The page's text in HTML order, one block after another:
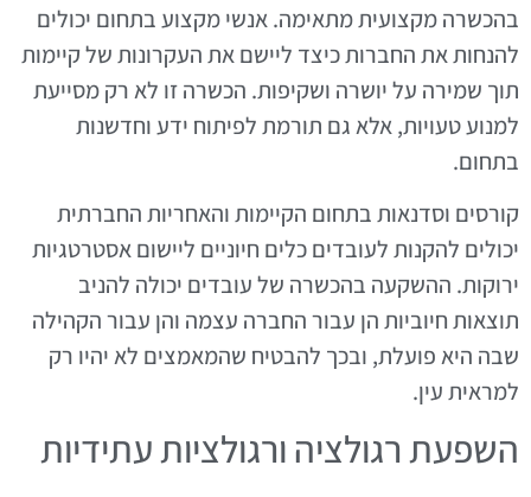
בהכשרה מקצועית מתאימה. אנשי מקצוע בתחום יכולים
להנחות את החברות כיצד ליישם את העקרונות של קיימות
תוך שמירה על יושרה ושקיפות. הכשרה זו לא רק מסייעת
למנוע טעויות, אלא גם תורמת לפיתוח ידע וחדשנות
בתחום.
קורסים וסדנאות בתחום הקיימות והאחריות החברתית
יכולים להקנות לעובדים כלים חיוניים ליישום אסטרטגיות
ירוקות. ההשקעה בהכשרה של עובדים יכולה להניב
תוצאות חיוביות הן עבור החברה עצמה והן עבור הקהילה
שבה היא פועלת, ובכך להבטיח שהמאמצים לא יהיו רק
למראית עין.
השפעת רגולציה ורגולציות עתידיות